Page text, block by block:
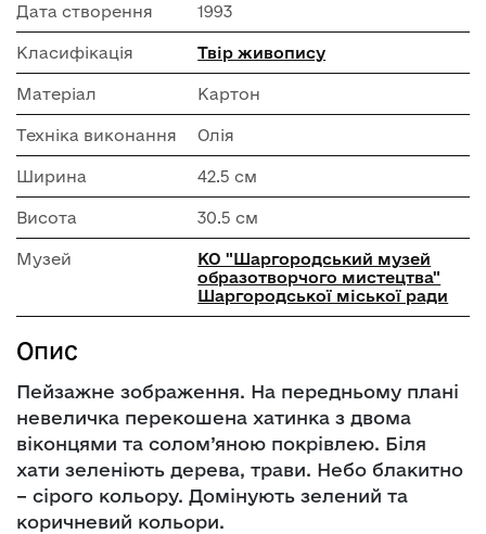
Дата створення 1993
Класифікація Твір живопису
Матеріал Картон
Техніка виконання Олія
Ширина 42.5 см
Висота 30.5 см
Музей
КО "Шаргородський музей
образотворчого мистецтва"
Шаргородської міської ради
Опис
Пейзажне зображення. На передньому плані
невеличка перекошена хатинка з двома
віконцями та солом’яною покрівлею. Біля
хати зеленіють дерева, трави. Небо блакитно
– сірого кольору. Домінують зелений та
коричневий кольори.